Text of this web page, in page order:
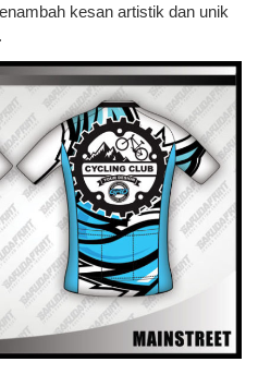
kesan artistik dan unik